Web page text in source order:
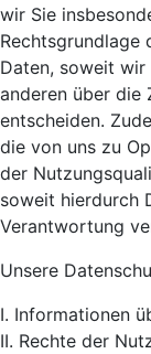
wir Sie
Rechtsgrundlage
Daten, soweit
anderen über die
entscheiden.
die von uns zu
der
soweit hierdurch
Verantwortung
Unsere
I. Informationen
II. Rechte der